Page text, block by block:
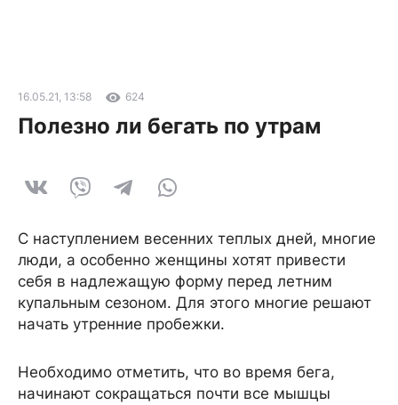
16.05.21, 13:58 624
Полезно ли бегать по утрам
С наступлением весенних теплых дней, многие
люди, а особенно женщины хотят привести
себя в надлежащую форму перед летним
купальным сезоном. Для этого многие решают
начать утренние пробежки.
Необходимо отметить, что во время бега,
начинают сокращаться почти все мышцы